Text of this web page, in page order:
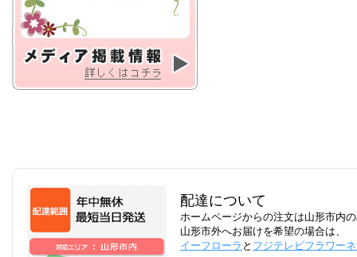
配達について
ホームページからの注文は山形市内
山形市外へお届けを希望の場合は、
イーフローラ と フジテレビフラワー